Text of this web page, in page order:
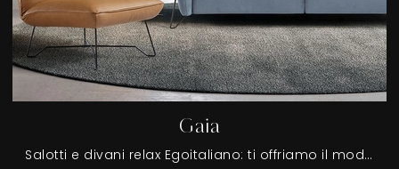
Gaia
Salotti e divani relax Egoitaliano: ti offriamo il modello Gaia in pelle per impreziosire la zona giorno.